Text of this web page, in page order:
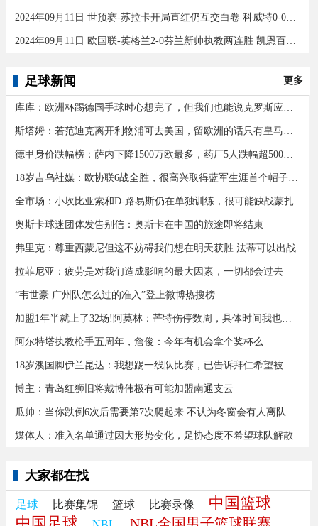
2024年09月11日 世预赛-苏拉卡开局直红仍互交白卷 科威特0-0伊拉克
2024年09月11日 欧国联-英格兰2-0芬兰新帅执教两连胜 凯恩百场里程碑双响
足球新闻 更多
库库：欧洲杯踢德国手球时心想完了，但我们也能说克罗斯应被罚下
斯塔姆：若范迪克离开利物浦可去美国，留欧洲的话只有皇马可行
德甲身价跌幅榜：萨内下降1500万欧最多，药厂5人跌幅超500万欧
18岁吉乌社媒：欧协联6战全胜，很高兴取得蓝军生涯首个帽子戏法
全市场：小坎比亚索和D-路易斯仍在单独训练，很可能缺战蒙扎
奥斯卡球迷团体发告别信：奥斯卡在中国的旅途即将结束
弗里克：尊重西蒙尼但这不妨碍我们想在明天获胜 法蒂可以出战
拉菲尼亚：疲劳是对我们造成影响的最大因素，一切都会过去
“韦世豪 广州队怎么过的准入”登上微博热搜榜
加盟1年半就上了32场!阿莫林：芒特伤停数周，具体时间我也不知道
阿尔特塔执教枪手五周年，詹俊：今年有机会拿个奖杯么 ​​​
18岁澳国脚伊兰昆达：我想踢一线队比赛，已告诉拜仁希望被外租
博主：青岛红狮旧将戴博伟极有可能加盟南通支云
瓜帅：当你跌倒6次后需要第7次爬起来 不认为冬窗会有人离队
媒体人：准入名单通过因大形势变化，足协态度不希望球队解散
大家都在找
足球 比赛集锦 篮球 比赛录像
中国篮球